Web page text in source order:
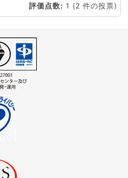
評価点数: 1 (2 件の投票)